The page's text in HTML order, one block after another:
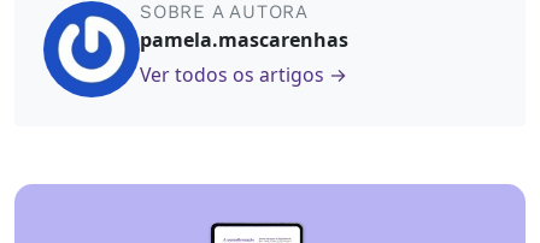
SOBRE A AUTORA
pamela.mascarenhas
Ver todos os artigos →